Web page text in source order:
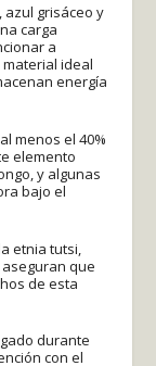
grisáceo y
carga
a
ideal
energía
menos el 40%
elemento
y algunas
bajo el
etnia tutsi,
que
de esta
durante
con el